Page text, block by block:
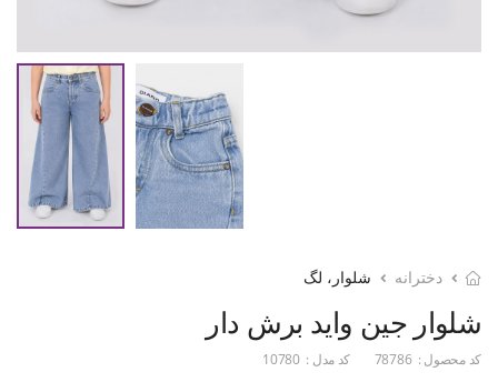
دخترانه شلوار، لگ
شلوار جین واید برش دار
کد محصول : 78786 کد مدل : 10780